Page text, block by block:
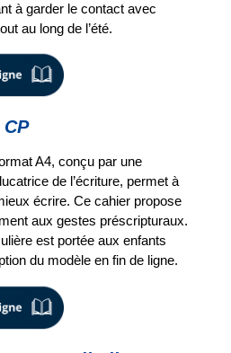
à garder le contact avec
au long de l’été.
A4, conçu par une
de l’écriture, permet à
écrire. Ce cahier propose
aux gestes préscripturaux.
est portée aux enfants
du modèle en fin de ligne.